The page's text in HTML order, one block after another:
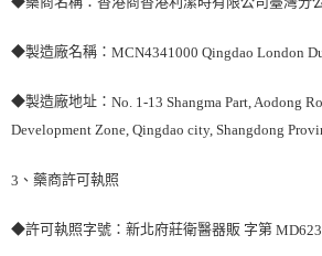
◆製造廠名稱： MCN4341000 Qingdao London
◆製造廠地址： No. 1-13 Shangma Part, Aodong
Development Zone, Qingdao city, Shangdong
3 、藥商許可執照
◆許可執照字號：新北府莊衛醫器販 字第